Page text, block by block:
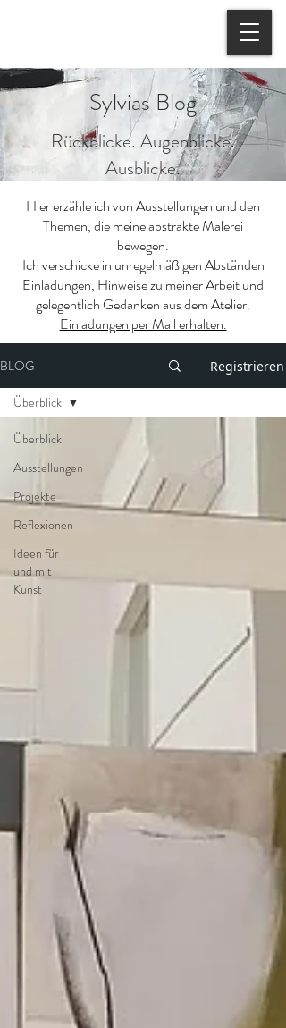
Sylvias Blog
Rückblicke. Augenblicke.
Ausblicke.
Hier erzähle ich von Ausstellungen und den
Themen, die meine abstrakte Malerei
bewegen.
Ich verschicke in unregelmäßigen Abständen
Einladungen, Hinweise zu meiner Arbeit und
gelegentlich Gedanken aus dem Atelier.
Einladungen per Mail erhalten.
BLOG Registrieren
Überblick
Ausstellungen
Projekte
Reflexionen
Ideen für
und mit
Kunst
Überblick